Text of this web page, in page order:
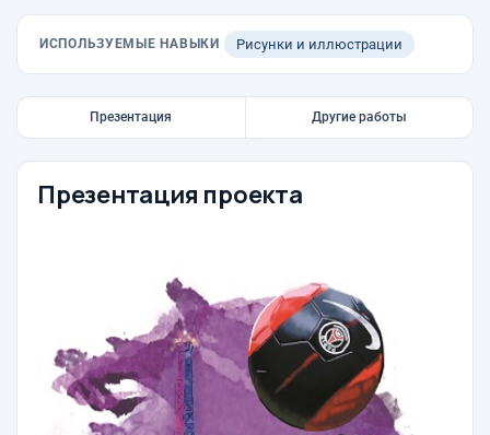
ИСПОЛЬЗУЕМЫЕ НАВЫКИ Рисунки и иллюстрации
Презентация Другие работы
Презентация проекта